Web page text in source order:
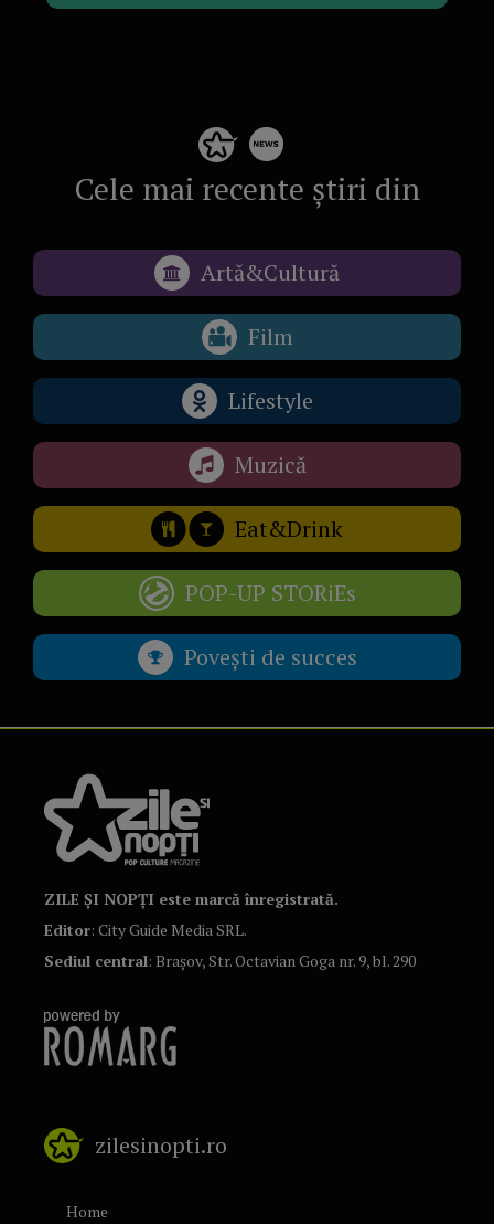
Cele mai recente știri din
Artă&Cultură
Film
Lifestyle
Muzică
Eat&Drink
POP-UP STORiEs
Povești de succes
ZILE ȘI NOPȚI este marcă înregistrată.
Editor: City Guide Media SRL.
Sediul central: Brașov, Str. Octavian Goga nr. 9, bl. 290
zilesinopti.ro
Home